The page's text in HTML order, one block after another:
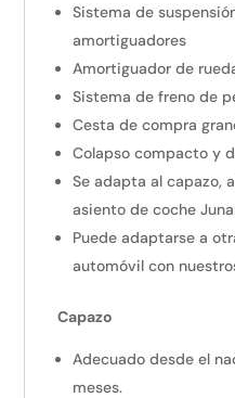
Sistema de
amortiguadores
Amortiguador de
Sistema de freno de
Cesta de compra
Colapso compacto y
Se adapta al capazo,
asiento de coche
Puede adaptarse a
automóvil con
Capazo
Adecuado desde el
meses.